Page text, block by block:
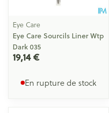
Eye Care
Eye Care Sourcils Liner Wtp
Dark 035
19,14 €
En rupture de stock